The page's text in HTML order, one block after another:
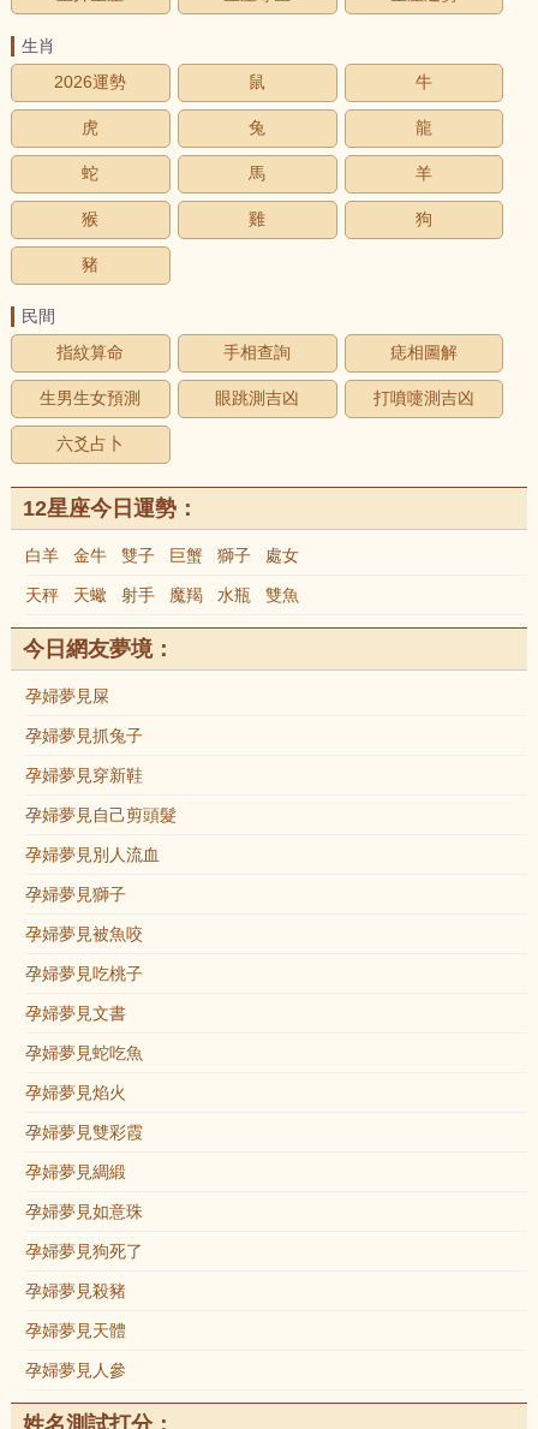
生肖
2026運勢
鼠 牛
虎 兔 龍
蛇 馬 羊
猴 雞 狗
豬
民間
指紋算命
手相查詢 痣相圖解
生男生女預測 眼跳測吉凶 打噴嚏測吉凶
六爻占卜
12星座今日運勢：
白羊 金牛 雙子 巨蟹 獅子 處女
天秤 天蠍 射手 魔羯 水瓶 雙魚
今日網友夢境：
孕婦夢見屎
孕婦夢見抓兔子
孕婦夢見穿新鞋
孕婦夢見自己剪頭髮
孕婦夢見別人流血
孕婦夢見獅子
孕婦夢見被魚咬
孕婦夢見吃桃子
孕婦夢見文書
孕婦夢見蛇吃魚
孕婦夢見焰火
孕婦夢見雙彩霞
孕婦夢見綢緞
孕婦夢見如意珠
孕婦夢見狗死了
孕婦夢見殺豬
孕婦夢見天體
孕婦夢見人參
姓名測試打分：